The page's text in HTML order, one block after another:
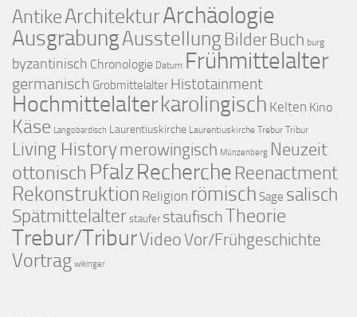
AntikeArchitekturArchäologie
AusgrabungAusstellungBilder Buch burg
byzantinisch Chronologie Datum Frühmittelalter
germanisch Grobmittelalter Histotainment
Hochmittelalterkarolingisch Kelten Kino
Käse Langobardisch Laurentiuskirche Laurentiuskirche Trebur Tribur
Living Historymerowingisch Münzenberg Neuzeit
ottonisch PfalzRecherche Reenactment
Rekonstruktion Religion römisch Sage salisch
Spätmittelalter staufer staufischTheorie
Trebur/TriburVideoVor/Frühgeschichte
Vortrag wikinger